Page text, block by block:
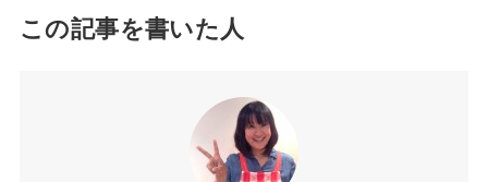
この記事を書いた人